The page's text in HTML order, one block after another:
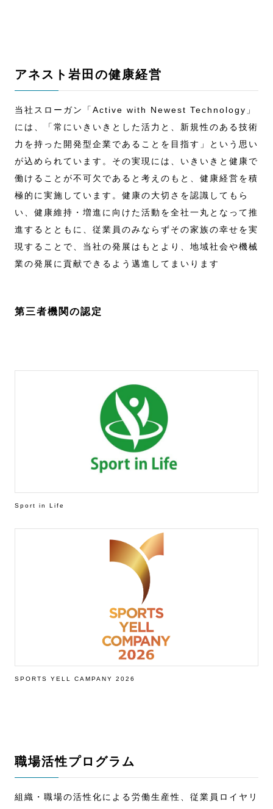
アネスト岩田の健康経営
当社スローガン「Active with Newest Technology」
には、「常にいきいきとした活力と、新規性のある技術
力を持った開発型企業であることを目指す」という思い
が込められています。その実現には、いきいきと健康で
働けることが不可欠であると考えのもと、健康経営を積
極的に実施しています。健康の大切さを認識してもら
い、健康維持・増進に向けた活動を全社一丸となって推
進するとともに、従業員のみならずその家族の幸せを実
現することで、当社の発展はもとより、地域社会や機械
業の発展に貢献できるよう邁進してまいります
第三者機関の認定
Sport in Life
SPORTS YELL CAMPANY 2026
職場活性プログラム
組織・職場の活性化による労働生産性、従業員ロイヤリ